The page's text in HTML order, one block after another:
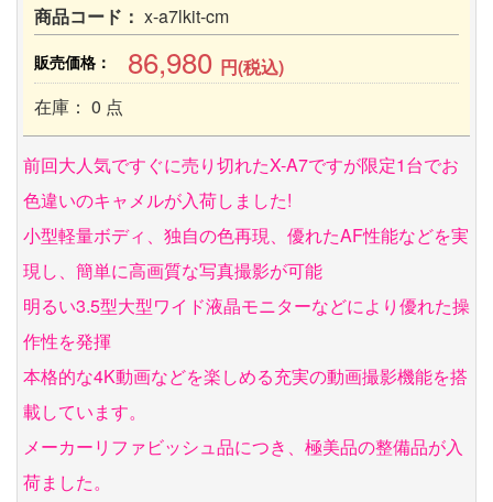
商品コード： x-a7lkit-cm
販売価格： 86,980 円(税込)
在庫： 0 点
前回大人気ですぐに売り切れたX-A7ですが限定1台でお
色違いのキャメルが入荷しました!
小型軽量ボディ、独自の色再現、優れたAF性能などを実
現し、簡単に高画質な写真撮影が可能
明るい3.5型大型ワイド液晶モニターなどにより優れた操
作性を発揮
本格的な4K動画などを楽しめる充実の動画撮影機能を搭
載しています。
メーカーリファビッシュ品につき、極美品の整備品が入
荷ました。